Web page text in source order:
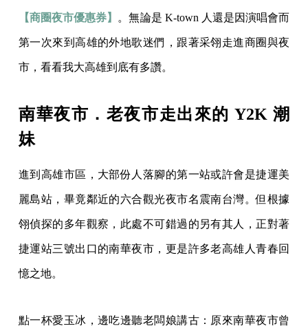
【商圈夜市優惠券】 。無論是 K-town 人還是因演唱會而
第一次來到高雄的外地歌迷們，跟著采翎走進商圈與夜
市，看看我大高雄到底有多讚。
南華夜市．老夜市走出來的 Y2K 潮
妹
進到高雄市區，大部份人落腳的第一站或許會是捷運美
麗島站，畢竟鄰近的六合觀光夜市名震南台灣。但根據
翎偵探的多年觀察，此處不可錯過的另有其人，正對著
捷運站三號出口的南華夜市，更是許多老高雄人青春回
憶之地。
點一杯愛玉冰，邊吃邊聽老闆娘講古：原來南華夜市曾